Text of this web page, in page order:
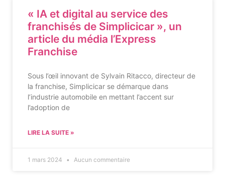
« IA et digital au service des
franchisés de Simplicicar », un
article du média l’Express
Franchise
Sous l’œil innovant de Sylvain Ritacco, directeur de
la franchise, Simplicicar se démarque dans
l’industrie automobile en mettant l’accent sur
l’adoption de
LIRE LA SUITE »
1 mars 2024 Aucun commentaire